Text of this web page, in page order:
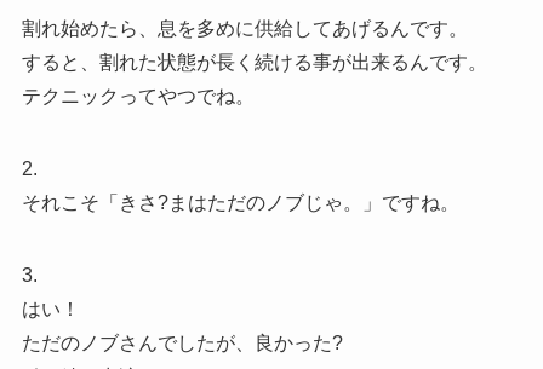
割れ始めたら、息を多めに供給してあげるんです。
すると、割れた状態が長く続ける事が出来るんです。
テクニックってやつでね。
2.
それこそ「きさ?まはただのノブじゃ。」ですね。
3.
はい！
ただのノブさんでしたが、良かった?